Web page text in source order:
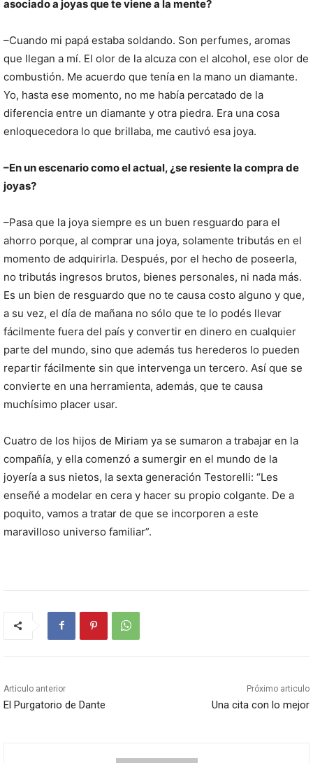
asociado a joyas que te viene a la mente?
–Cuando mi papá estaba soldando. Son perfumes, aromas
que llegan a mí. El olor de la alcuza con el alcohol, ese olor de
combustión. Me acuerdo que tenía en la mano un diamante.
Yo, hasta ese momento, no me había percatado de la
diferencia entre un diamante y otra piedra. Era una cosa
enloquecedora lo que brillaba, me cautivó esa joya.
–En un escenario como el actual, ¿se resiente la compra de
joyas?
–Pasa que la joya siempre es un buen resguardo para el
ahorro porque, al comprar una joya, solamente tributás en el
momento de adquirirla. Después, por el hecho de poseerla,
no tributás ingresos brutos, bienes personales, ni nada más.
Es un bien de resguardo que no te causa costo alguno y que,
a su vez, el día de mañana no sólo que te lo podés llevar
fácilmente fuera del país y convertir en dinero en cualquier
parte del mundo, sino que además tus herederos lo pueden
repartir fácilmente sin que intervenga un tercero. Así que se
convierte en una herramienta, además, que te causa
muchísimo placer usar.
Cuatro de los hijos de Miriam ya se sumaron a trabajar en la
compañía, y ella comenzó a sumergir en el mundo de la
joyería a sus nietos, la sexta generación Testorelli: “Les
enseñé a modelar en cera y hacer su propio colgante. De a
poquito, vamos a tratar de que se incorporen a este
maravilloso universo familiar”.
Articulo anterior
El Purgatorio de Dante
Próximo articulo
Una cita con lo mejor